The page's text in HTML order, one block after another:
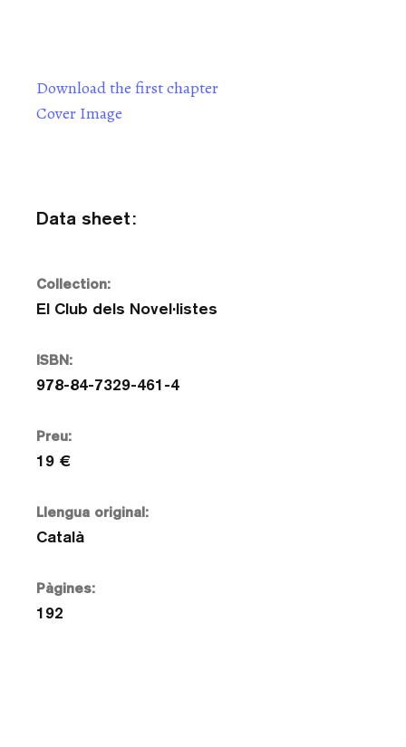
Download the first chapter
Cover Image
Data sheet:
Collection:
El Club dels Novel·listes
ISBN:
978-84-7329-461-4
Preu:
19 €
Llengua original:
Català
Pàgines:
192